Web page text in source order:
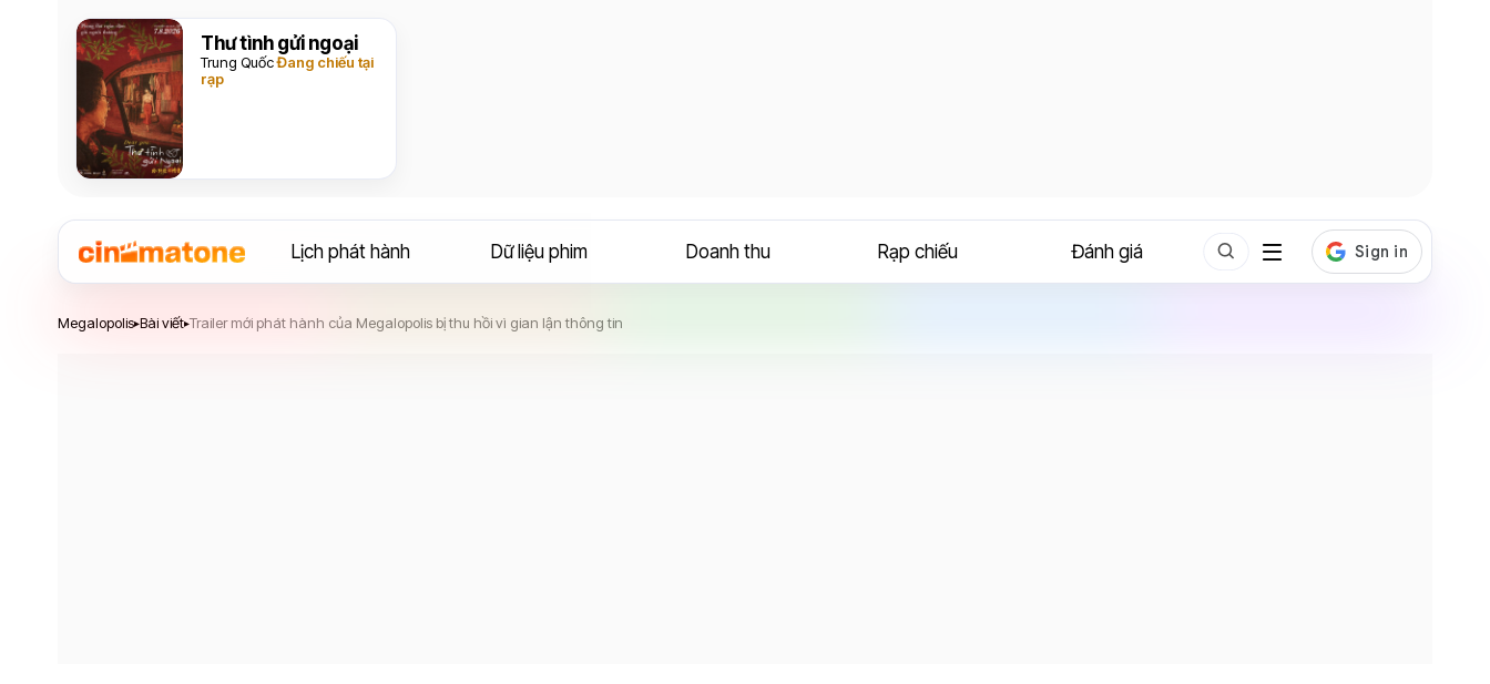
Thư tình gửi ngoại
Trung QuốcĐang chiếu tại
rạp
Lịch phát hành Dữ liệu phim Doanh thu Rạp chiếu Đánh giá
Megalopolis▸Bài viết▸Trailer mới phát hành của Megalopolis bị thu hồi vì gian lận thông tin